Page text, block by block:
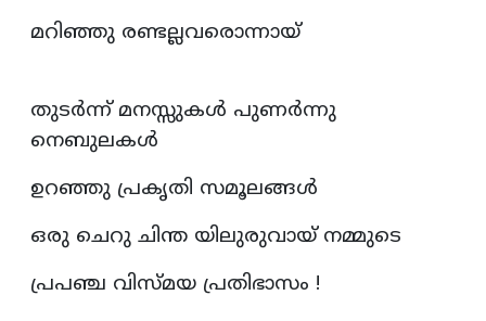
മറിഞ്ഞു രണ്ടല്ലവരൊന്നായ്
തുടർന്ന് മനസ്സുകൾ പുണർന്നു
നെബുലകൾ
ഉറഞ്ഞു പ്രകൃതി സമൂലങ്ങൾ
ഒരു ചെറു ചിന്ത യിലുരുവായ് നമ്മുടെ
പ്രപഞ്ച വിസ്മയ പ്രതിഭാസം !